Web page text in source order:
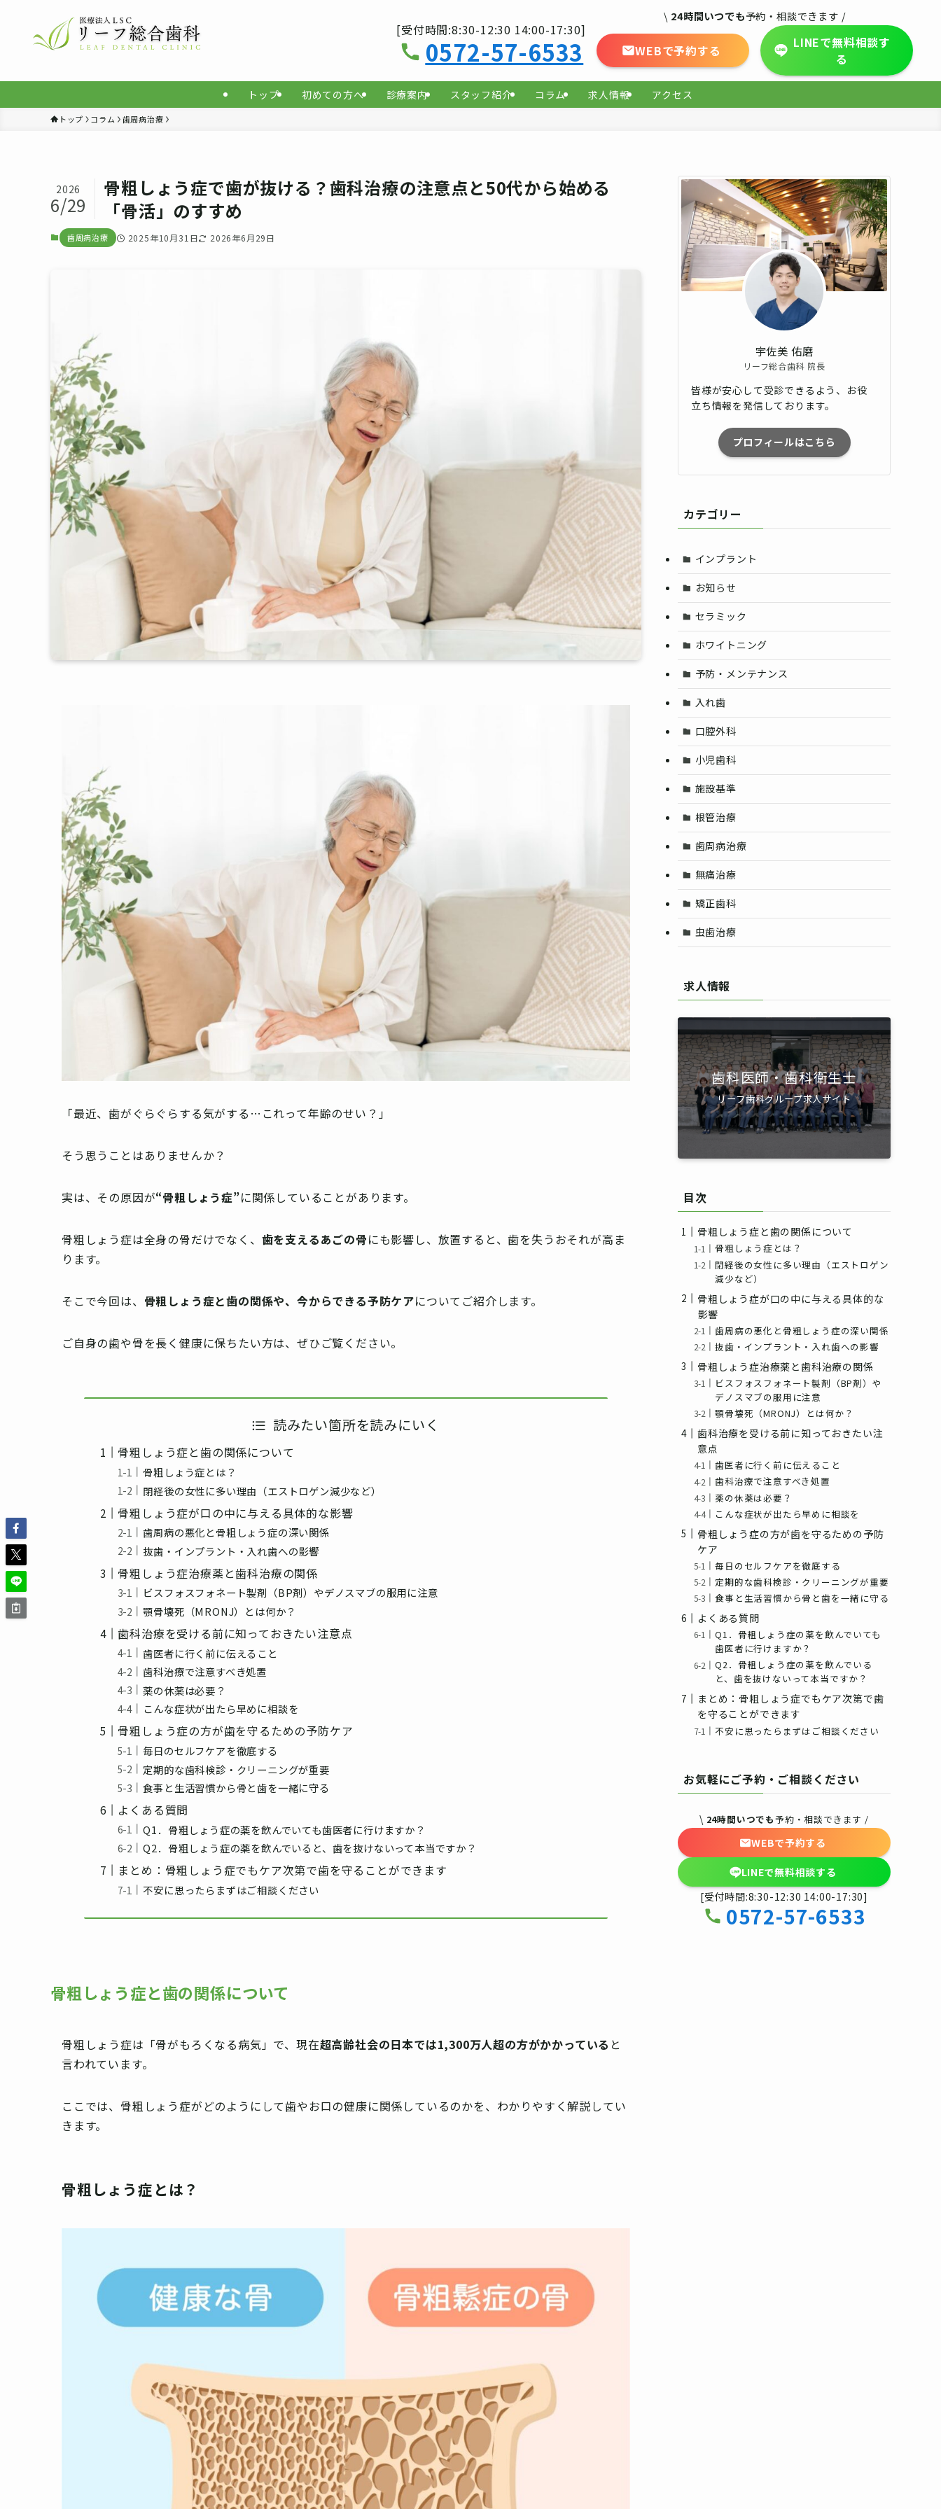
トップ 初めての方へ 診療案内 スタッフ紹介 コラム 求人情報 アクセス
[受付時間:8:30-12:30 14:00-17:30]
0572-57-6533
\ 24時間いつでも予約・相談できます /
WEBで予約する
LINEで無料相談す
る
トップ コラム 歯周病治療
骨粗しょう症で歯が抜ける？歯科治療の注意点と50代から始める
「骨活」のすすめ
2026
6/29
歯周病治療 2025年10月31日 2026年6月29日
「最近、歯がぐらぐらする気がする…これって年齢のせい？」
そう思うことはありませんか？
実は、その原因が“骨粗しょう症”に関係していることがあります。
骨粗しょう症は全身の骨だけでなく、 歯を支えるあごの骨にも影響し、放置すると、歯を失うおそれが高ま
ります。
そこで今回は、 骨粗しょう症と歯の関係や、今からできる予防ケアについてご紹介します。
ご自身の歯や骨を長く健康に保ちたい方は、ぜひご覧ください。
読みたい箇所を読みにいく
骨粗しょう症と歯の関係について
骨粗しょう症とは？
閉経後の女性に多い理由（エストロゲン減少など）
骨粗しょう症が口の中に与える具体的な影響
歯周病の悪化と骨粗しょう症の深い関係
抜歯・インプラント・入れ歯への影響
骨粗しょう症治療薬と歯科治療の関係
ビスフォスフォネート製剤（BP剤）やデノスマブの服用に注意
顎骨壊死（MRONJ）とは何か？
歯科治療を受ける前に知っておきたい注意点
歯医者に行く前に伝えること
歯科治療で注意すべき処置
薬の休薬は必要？
こんな症状が出たら早めに相談を
骨粗しょう症の方が歯を守るための予防ケア
毎日のセルフケアを徹底する
定期的な歯科検診・クリーニングが重要
食事と生活習慣から骨と歯を一緒に守る
よくある質問
Q1．骨粗しょう症の薬を飲んでいても歯医者に行けますか？
Q2．骨粗しょう症の薬を飲んでいると、歯を抜けないって本当ですか？
まとめ：骨粗しょう症でもケア次第で歯を守ることができます
不安に思ったらまずはご相談ください
骨粗しょう症と歯の関係について
骨粗しょう症は「骨がもろくなる病気」で、現在超高齢社会の日本では1,300万人超の方がかかっている と
言われています。
ここでは、骨粗しょう症がどのようにして歯やお口の健康に関係しているのかを、わかりやすく解説してい
きます。
骨粗しょう症とは？
宇佐美 佑磨
リーフ総合歯科 院長
皆様が安心して受診できるよう、お役
立ち情報を発信しております。
プロフィールはこちら
カテゴリー
インプラント
お知らせ
セラミック
ホワイトニング
予防・メンテナンス
入れ歯
口腔外科
小児歯科
施設基準
根管治療
歯周病治療
無痛治療
矯正歯科
虫歯治療
求人情報
歯科医師・歯科衛生士
リーフ歯科グループ求人サイト
目次
骨粗しょう症と歯の関係について
骨粗しょう症とは？
閉経後の女性に多い理由（エストロゲン
減少など）
骨粗しょう症が口の中に与える具体的な
影響
歯周病の悪化と骨粗しょう症の深い関係
抜歯・インプラント・入れ歯への影響
骨粗しょう症治療薬と歯科治療の関係
ビスフォスフォネート製剤（BP剤）や
デノスマブの服用に注意
顎骨壊死（MRONJ）とは何か？
歯科治療を受ける前に知っておきたい注
意点
歯医者に行く前に伝えること
歯科治療で注意すべき処置
薬の休薬は必要？
こんな症状が出たら早めに相談を
骨粗しょう症の方が歯を守るための予防
ケア
毎日のセルフケアを徹底する
定期的な歯科検診・クリーニングが重要
食事と生活習慣から骨と歯を一緒に守る
よくある質問
Q1．骨粗しょう症の薬を飲んでいても
歯医者に行けますか？
Q2．骨粗しょう症の薬を飲んでいる
と、歯を抜けないって本当ですか？
まとめ：骨粗しょう症でもケア次第で歯
を守ることができます
不安に思ったらまずはご相談ください
お気軽にご予約・ご相談ください
\ 24時間いつでも予約・相談できます /
WEBで予約する
LINEで無料相談する
[受付時間:8:30-12:30 14:00-17:30]
0572-57-6533